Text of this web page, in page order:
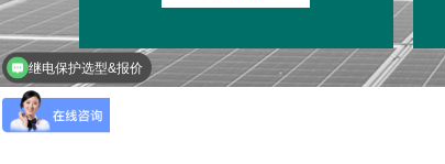
耐压设备选型&报价